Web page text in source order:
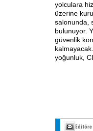
yolculara
üzerine
salonunda,
bulunuyor.
güvenlik
yoğunluk,